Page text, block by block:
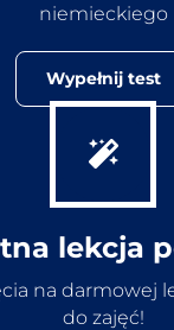
niemieckiego
Wypełnij test
lekcja
na darmowej
do zajęć!